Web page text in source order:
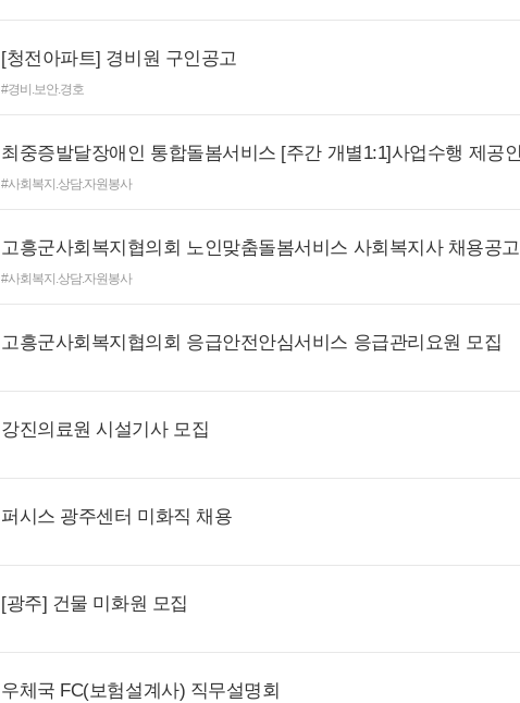
[청전아파트] 경비원 구인공고
#경비.보안.경호
#사회복지.상담.자원봉사
고흥군사회복지협의회 노인맞춤돌봄서비스 사회복지사 채용공고
#사회복지.상담.자원봉사
고흥군사회복지협의회 응급안전안심서비스 응급관리요원 모집
강진의료원 시설기사 모집
퍼시스 광주센터 미화직 채용
[광주] 건물 미화원 모집
우체국 FC(보험설계사) 직무설명회